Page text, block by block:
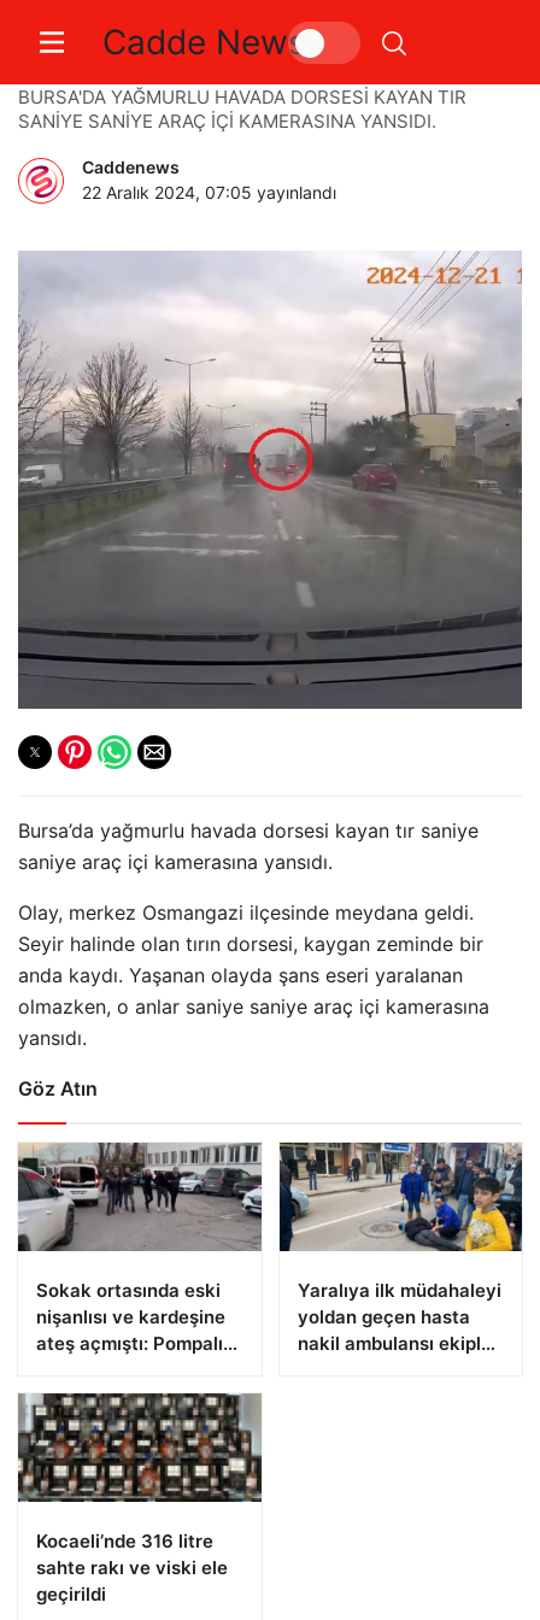
Cadde News
Yağışlı havada tırın dorsesi kaydı
BURSA'DA YAĞMURLU HAVADA DORSESİ KAYAN TIR
SANİYE SANİYE ARAÇ İÇİ KAMERASINA YANSIDI.
Caddenews
22 Aralık 2024, 07:05 yayınlandı
Bursa’da yağmurlu havada dorsesi kayan tır saniye
saniye araç içi kamerasına yansıdı.
Olay, merkez Osmangazi ilçesinde meydana geldi.
Seyir halinde olan tırın dorsesi, kaygan zeminde bir
anda kaydı. Yaşanan olayda şans eseri yaralanan
olmazken, o anlar saniye saniye araç içi kamerasına
yansıdı.
Göz Atın
Sokak ortasında eski
nişanlısı ve kardeşine
ateş açmıştı: Pompalı
Yaralıya ilk müdahaleyi
yoldan geçen hasta
nakil ambulansı ekipleri
Kocaeli’nde 316 litre
sahte rakı ve viski ele
geçirildi